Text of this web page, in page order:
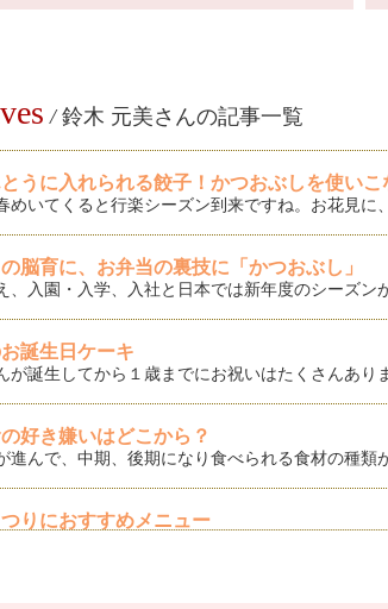
/ 鈴木 元美さんの記事一覧
うに入れられる餃子！かつおぶしを使いこ
めいてくると行楽シーズン到来ですね。お花見
脳育に、お弁当の裏技に「かつおぶし」
、入園・入学、入社と日本では新年度のシーズ
誕生日ケーキ
が誕生してから１歳までにお祝いはたくさんあ
好き嫌いはどこから？
進んで、中期、後期になり食べられる食材の種
りにおすすめメニュー